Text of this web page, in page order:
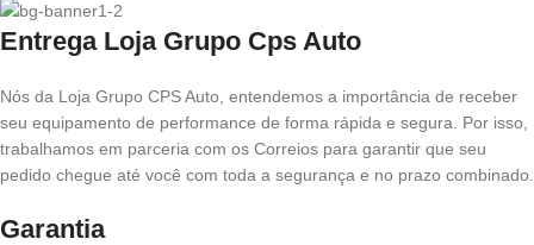
Entrega Loja Grupo Cps Auto
Nós da Loja Grupo CPS Auto, entendemos a importância de receber
seu equipamento de performance de forma rápida e segura. Por isso,
trabalhamos em parceria com os Correios para garantir que seu
pedido chegue até você com toda a segurança e no prazo combinado.
Garantia